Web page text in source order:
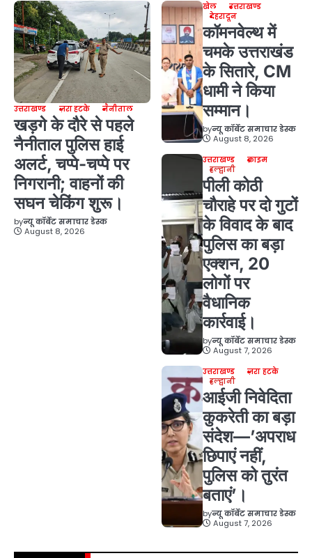
उत्तराखण्ड ज़रा हटके नैनीताल
खड़गे के दौरे से पहले
नैनीताल पुलिस हाई
अलर्ट, चप्पे-चप्पे पर
निगरानी; वाहनों की
सघन चेकिंग शुरू।
byन्यू कॉर्बेट समाचार डेस्क
August 8, 2026
खेल
उत्तराखण्ड
देहरादून
कॉमनवेल्थ में
चमके उत्तराखंड
के सितारे, CM
धामी ने किया
सम्मान।
byन्यू कॉर्बेट समाचार डेस्क
August 8, 2026
उत्तराखण्ड
क्राइम
हल्द्वानी
पीली कोठी
चौराहे पर दो गुटों
के विवाद के बाद
पुलिस का बड़ा
एक्शन, 20
लोगों पर
वैधानिक
कार्रवाई।
byन्यू कॉर्बेट समाचार डेस्क
August 7, 2026
उत्तराखण्ड
ज़रा हटके
हल्द्वानी
आईजी निवेदिता
कुकरेती का बड़ा
संदेश—’अपराध
छिपाएं नहीं,
पुलिस को तुरंत
बताएं’।
byन्यू कॉर्बेट समाचार डेस्क
August 7, 2026